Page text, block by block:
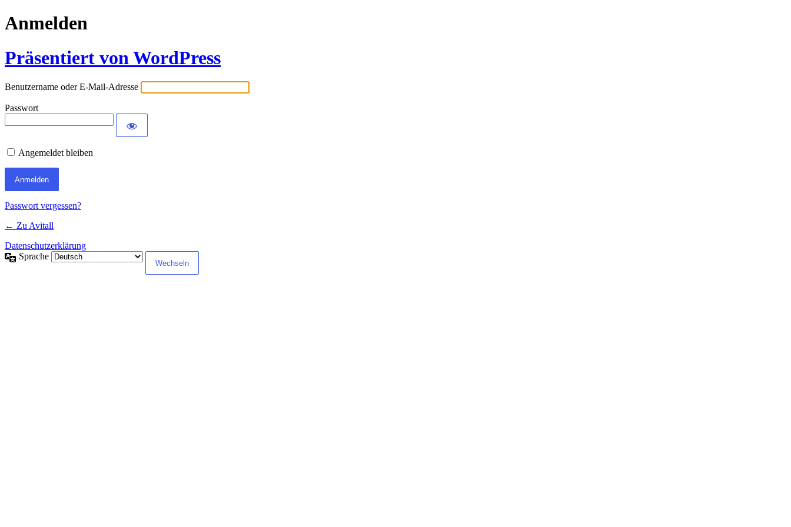
Anmelden
Präsentiert von WordPress
Benutzername oder E-Mail-Adresse
Passwort
Angemeldet bleiben
Passwort vergessen?
← Zu Avitall
Datenschutzerklärung
Sprache